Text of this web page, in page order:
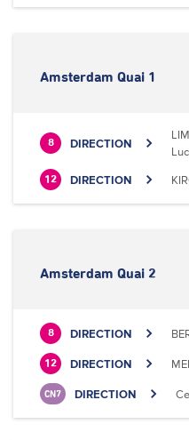
Amsterdam Quai 1
8 DIRECTION
12 DIRECTION
Amsterdam Quai 2
8 DIRECTION
12 DIRECTION
CN7 DIRECTION